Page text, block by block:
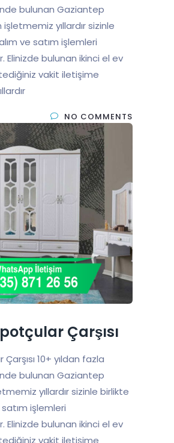
bulunan Gaziantep
işletmemiz yıllardır sizinle
ve satım işlemleri
bulunan ikinci el ev
vakit iletişime
NO COMMENTS
Çarşısı
10+ yıldan fazla
bulunan Gaziantep
yıllardır sizinle birlikte
işlemleri
bulunan ikinci el ev
vakit iletişime